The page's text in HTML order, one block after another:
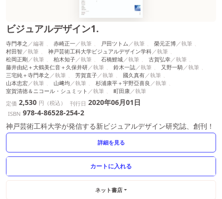
ビジュアルデザイン1.
寺門孝之 赤崎正一 戸田ツトム
榮元正博
村田智
神戸芸術工科大学ビジュアルデザイン学科
松岡正剛
柏木知子 石橋鯉城
古賀弘幸
藤井由紀＋大鶴美仁音＋久保井研
鈴木一誌
又野一騎
三宅純＋寺門孝之
芳賀直子
國久真有
山本忠宏
山﨑均
杉浦康平＋宇野亞喜良
室賀清徳＆ニコール・シュミット
町田康
定価 2,530 円（税込） 刊行日 2020年06月01日
ISBN 978-4-86528-254-2
神戸芸術工科大学が発信する新ビジュアルデザイン研究誌、創刊！
詳細を見る
ネット書店